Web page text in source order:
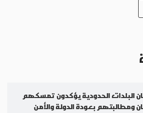
البلدات الحدودية يؤكدون تمسكهم
ومطالبتهم بعودة الدولة والأمن